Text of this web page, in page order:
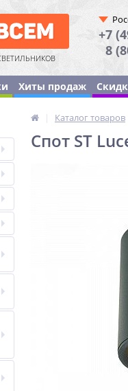
+7
8
Хиты продаж
| Каталог товаров
Спот ST